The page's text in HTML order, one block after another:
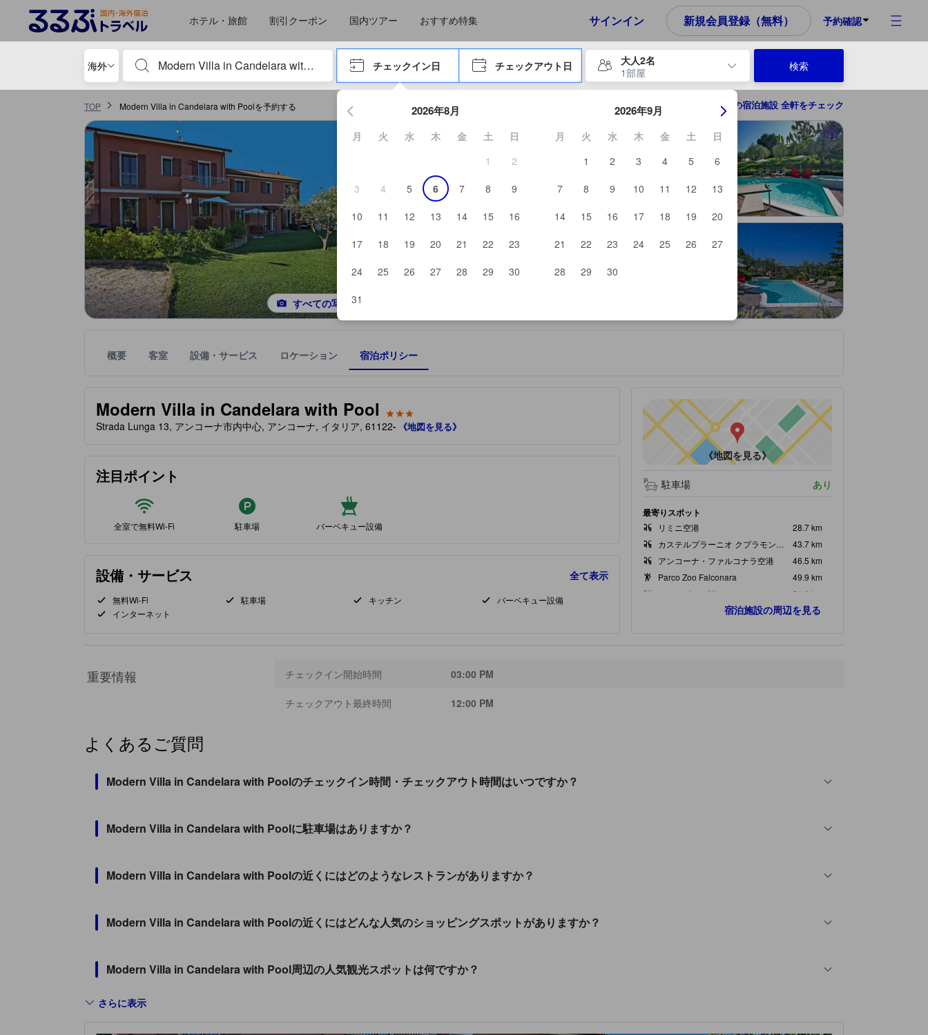
ホテル・旅館 割引クーポン 国内ツアー おすすめ特集 サインイン 新規会員登録（無料） 予約確認
海外
宿泊施設名やキーワードを入力し、矢印キーやタブキーで進み、エンターキーを押して内容を確定して、検索します。
チェックイン日 チェックアウト日
大人2名
1部屋
エンターキーを押して日付選択画面の操作を開始します。方向キーを使用して、チェックイン日とチェックアウト日を移動します。
2026年8月
月 火 水 木 金 土
日
1
2
3
4 5 6 7 8
9
10
11 12 13 14 15
16
17
18 19 20 21 22
23
24
25 26 27 28 29
30
31
2026年9月
月 火 水 木 金 土
日
1
2 3 4 5
6
7
8 9 10 11 12
13
14
15 16 17 18 19
20
21
22 23 24 25 26
27
28
29 30
検索
TOP Modern Villa in Candelara with Poolを予約する アンコーナの宿泊施設 全軒をチェック
すべての写真を見る
概要 客室 設備・サービス ロケーション 宿泊ポリシー
Modern Villa in Candelara with Pool
星評価、最高5の内3
tooltip
星評価は、提携サイトから受け取った情報であり、宿泊施設に備わっていると予測される快適さや客室のレベルを示すものです。
Strada Lunga 13, アンコーナ市内中心, アンコーナ, イタリア, 61122- 《地図を見る》
注目ポイント
全室で無料Wi-Fi 駐車場 バーベキュー設備
設備・サービス 全て表示
無料Wi-Fi 駐車場 キッチン
バーベキュー設備
インターネット
《地図を見る》
駐車場 あり
最寄りスポット
リミニ空港
28.7 km
カステルプラーニオ クプラモンターナ駅
43.7 km
アンコーナ・ファルコナラ空港
46.5 km
Parco Zoo Falconara
49.9 km
パロンビーナ駅
51.0 km
宿泊施設の周辺を見る
重要情報 チェックイン開始時間 03:00 PM
チェックアウト最終時間 12:00 PM
よくあるご質問
Modern Villa in Candelara with Poolのチェックイン時間・チェックアウト時間はいつですか？
Modern Villa in Candelara with Poolに駐車場はありますか？
Modern Villa in Candelara with Poolの近くにはどのようなレストランがありますか？
Modern Villa in Candelara with Poolの近くにはどんな人気のショッピングスポットがありますか？
Modern Villa in Candelara with Pool周辺の人気観光スポットは何ですか？
さらに表示